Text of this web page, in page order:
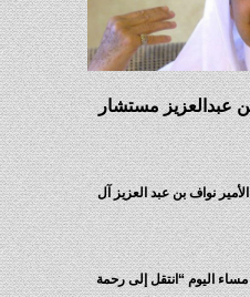
عبدالعزيز مستشار
نواف بن عبد العزيز آل
اليوم “انتقل إلى رحمة